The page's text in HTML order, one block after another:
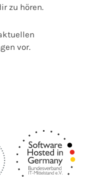
zu hören.
vor.